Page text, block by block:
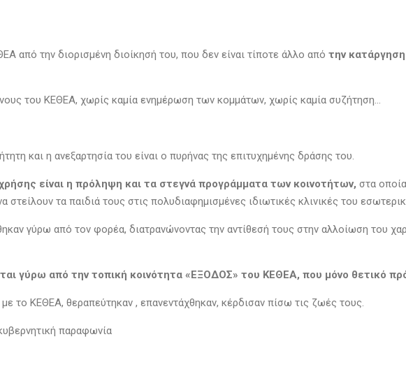
από την διορισμένη διοίκησή του, που δεν είναι τίποτε άλλο από την
του ΚΕΘΕΑ, χωρίς καμία ενημέρωση των κομμάτων, χωρίς καμία συζήτηση…
και η ανεξαρτησία του είναι ο πυρήνας της επιτυχημένης δράσης του.
είναι η πρόληψη και τα στεγνά προγράμματα των κοινοτήτων, στα
τα παιδιά τους στις πολυδιαφημισμένες ιδιωτικές κλινικές του
γύρω από τον φορέα, διατρανώνοντας την αντίθεσή τους στην αλλοίωση του
γύρω από την τοπική κοινότητα «ΕΞΟΔΟΣ» του ΚΕΘΕΑ, που μόνο θετικό
το ΚΕΘΕΑ, θεραπεύτηκαν , επανεντάχθηκαν, κέρδισαν πίσω τις ζωές τους.
παραφωνία